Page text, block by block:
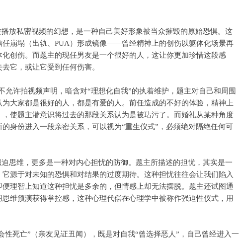
私密视频的幻想，是一种自己美好形象被当众摧毁的原始恐惧。这
任崩塌（出轨、PUA）形成镜像——曾经精神上的创伤以躯体化场景再
创伤。 而题主的现任男友是一个很好的人，这让你更加珍惜这段感
它，或让它受到任何伤害。
拍视频声明，暗含对“理想化自我”的执着维护，题主对自己和周围
大家都是很好的人，都是有爱的人。前任造成的不好的体验，精神上
使题主潜意识将过去的那段关系认为是被玷污了。而婚礼从某种角度
身份进入一段亲密关系，可以视为“重生仪式”，必须绝对隔绝任何可
维，更多是一种对内心担忧的防御。题主所描述的担忧，其实是一
源于对未知的恐惧和对结果的过度期待。这种担忧往往会让我们陷入
理智上知道这种担忧是多余的，但情感上却无法摆脱。题主还试图通
维预演获得掌控感，这种心理代偿在心理学中被称作强迫性仪式，用
死亡”（亲友见证丑闻），既是对自我“曾选择恶人”，自己曾经进入一